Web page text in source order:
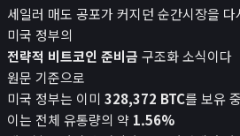
세일러 매도 공포가 커지던 순간시장을
미국 정부의
전략적 비트코인 준비금 구조화 소식이다
원문 기준으로
미국 정부는 이미 328,372 BTC를 보유
이는 전체 유통량의 약 1.56%